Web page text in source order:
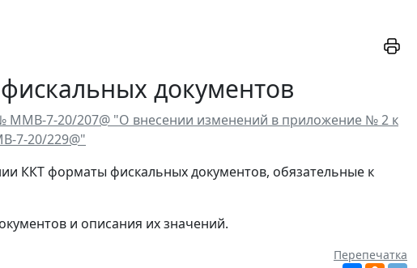
документов
ММВ-7-20/207@ "О внесении изменений в приложение № 2 к
7-20/229@"
ККТ форматы фискальных документов, обязательные к
и описания их значений.
Перепечатка